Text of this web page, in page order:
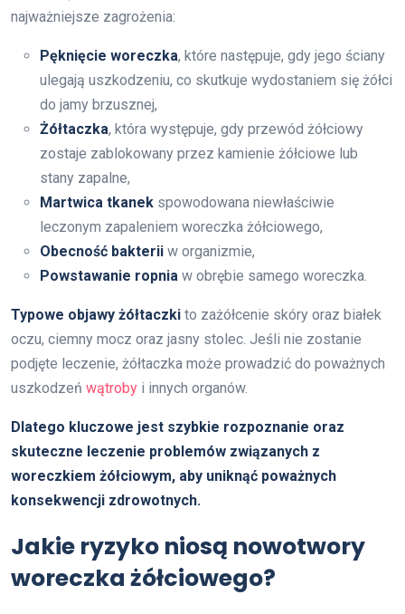
najważniejsze zagrożenia:
Pęknięcie woreczka, które następuje, gdy jego ściany
ulegają uszkodzeniu, co skutkuje wydostaniem się żółci
do jamy brzusznej,
Żółtaczka, która występuje, gdy przewód żółciowy
zostaje zablokowany przez kamienie żółciowe lub
stany zapalne,
Martwica tkanek spowodowana niewłaściwie
leczonym zapaleniem woreczka żółciowego,
Obecność bakterii w organizmie,
Powstawanie ropnia w obrębie samego woreczka.
Typowe objawy żółtaczki to zażółcenie skóry oraz białek
oczu, ciemny mocz oraz jasny stolec. Jeśli nie zostanie
podjęte leczenie, żółtaczka może prowadzić do poważnych
uszkodzeń wątroby i innych organów.
Dlatego kluczowe jest szybkie rozpoznanie oraz
skuteczne leczenie problemów związanych z
woreczkiem żółciowym, aby uniknąć poważnych
konsekwencji zdrowotnych.
Jakie ryzyko niosą nowotwory
woreczka żółciowego?